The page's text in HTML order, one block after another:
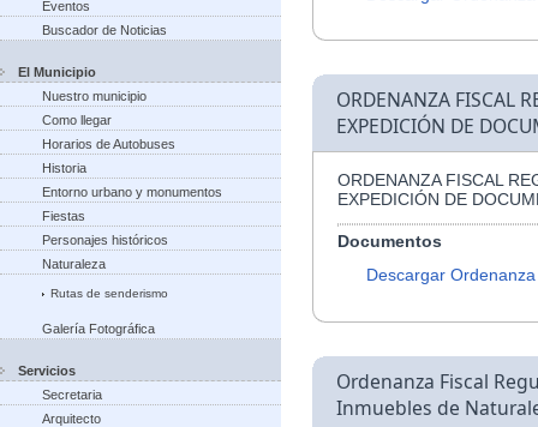
Eventos
Buscador de Noticias
El Municipio
Nuestro municipio
Como llegar
Horarios de Autobuses
Historia
Entorno urbano y monumentos
Fiestas
Personajes históricos
Naturaleza
Rutas de senderismo
Galería Fotográfica
Servicios
Secretaria
Arquitecto
ORDENANZA FISCAL
EXPEDICIÓN DE
ORDENANZA FISCAL
EXPEDICIÓN DE
Documentos
Descargar Ordenanza
Ordenanza Fiscal
Inmuebles de